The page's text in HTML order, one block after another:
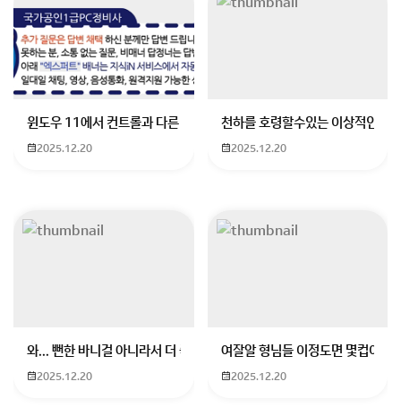
회원가입 혹은 광고 [X]를 누르면 내용이 보입니다
윈도우 11에서 컨트롤과 다른 키가 같이 안눌림 게임을 하는 중에 컨트
2025.12.20
천하를 호령할수있는 이상적인 몸
2025.12.20
와... 뻔한 바니걸 아니라서 더 좋음
2025.12.20
여잘알 형님들 이정도면 몇컵이에
2025.12.20